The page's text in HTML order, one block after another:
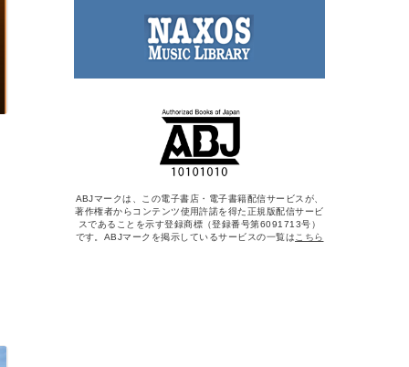
ABJマークは、この電子書店・電子書籍配信サービスが、
著作権者からコンテンツ使用許諾を得た正規版配信サービ
スであることを示す登録商標（登録番号第6091713号）
です。ABJマークを掲示しているサービスの一覧はこちら